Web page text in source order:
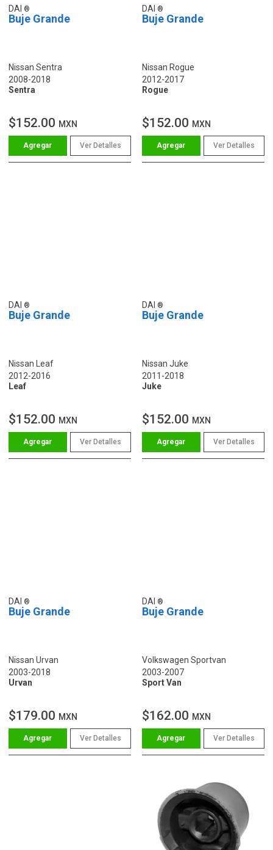
DAI
Buje Grande
Nissan Sentra
2008-2018
Sentra
$152.00 MXN
Ver Detalles
DAI
Buje Grande
Nissan Rogue
2012-2017
Rogue
$152.00 MXN
Ver Detalles
DAI
Buje Grande
Nissan Leaf
2012-2016
Leaf
$152.00 MXN
Ver Detalles
DAI
Buje Grande
Nissan Juke
2011-2018
Juke
$152.00 MXN
Ver Detalles
DAI
Buje Grande
Nissan Urvan
2003-2018
Urvan
$179.00 MXN
Ver Detalles
DAI
Buje Grande
Volkswagen Sportvan
2003-2007
Sport Van
$162.00 MXN
Ver Detalles